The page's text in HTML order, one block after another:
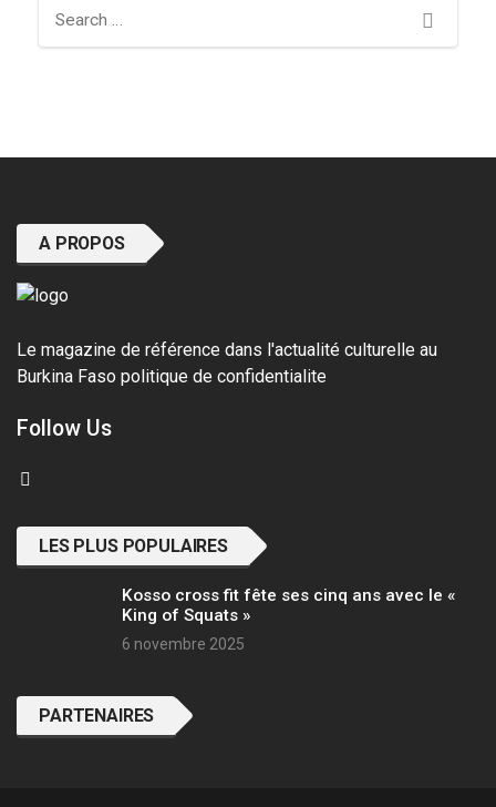
Search
A PROPOS
Le magazine de référence dans l'actualité culturelle au
Burkina Faso politique de confidentialite
Follow Us
LES PLUS POPULAIRES
Kosso cross fit fête ses cinq ans avec le «
King of Squats »
6 novembre 2025
PARTENAIRES